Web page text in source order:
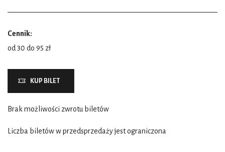
Cennik:
od 30 do 95 zł
KUP BILET
Brak możliwości zwrotu biletów
Liczba biletów w przedsprzedaży jest ograniczona